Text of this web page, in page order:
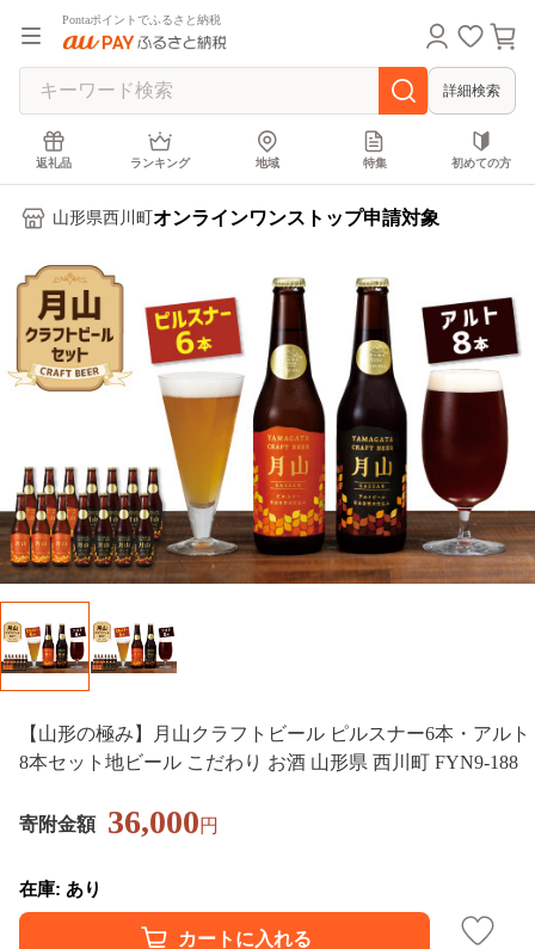
Pontaポイントでふるさと納税
詳細検索
返礼品 ランキング 地域 特集 初めての方
山形県西川町 オンラインワンストップ申請対象
【山形の極み】月山クラフトビール ピルスナー6本・アルト
8本セット地ビール こだわり お酒 山形県 西川町 FYN9-188
寄附金額 36,000円
在庫: あり